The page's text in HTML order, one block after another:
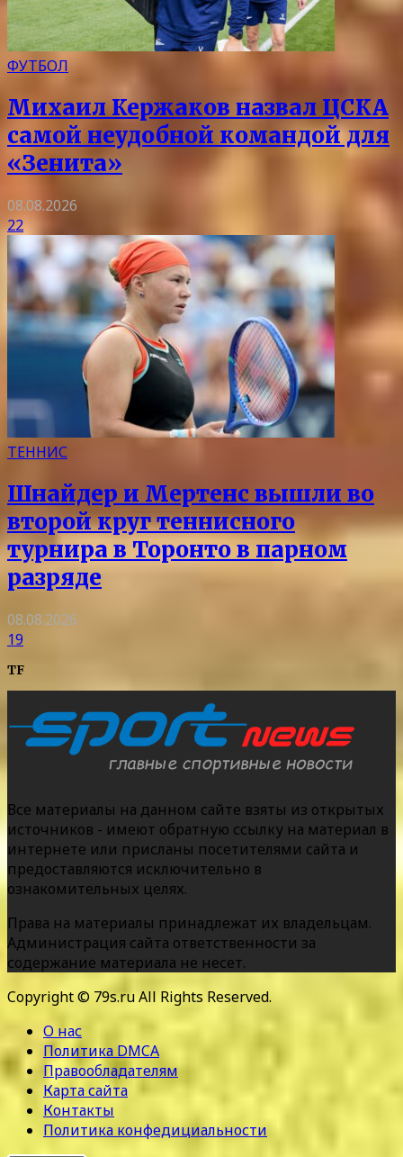
ФУТБОЛ
Михаил Кержаков назвал ЦСКА
самой неудобной командой для
«Зенита»
08.08.2026
22
ТЕННИС
Шнайдер и Мертенс вышли во
второй круг теннисного
турнира в Торонто в парном
разряде
08.08.2026
19
TF
Все материалы на данном сайте взяты из открытых
источников - имеют обратную ссылку на материал в
интернете или присланы посетителями сайта и
предоставляются исключительно в
ознакомительных целях.
Права на материалы принадлежат их владельцам.
Администрация сайта ответственности за
содержание материала не несет.
Copyright © 79s.ru All Rights Reserved.
О нас
Политика DMCA
Правообладателям
Карта сайта
Контакты
Политика конфедициальности